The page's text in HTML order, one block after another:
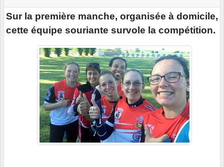
Sur la première manche, organisée à domicile,
cette équipe souriante survole la compétition.